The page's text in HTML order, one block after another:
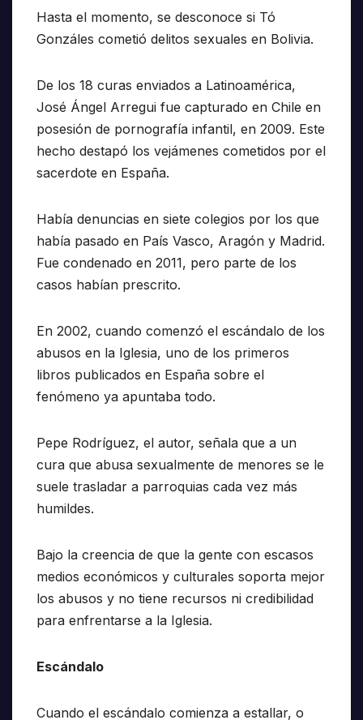
Hasta el momento, se desconoce si Tó
Gonzáles cometió delitos sexuales en Bolivia.
De los 18 curas enviados a Latinoamérica,
José Ángel Arregui fue capturado en Chile en
posesión de pornografía infantil, en 2009. Este
hecho destapó los vejámenes cometidos por el
sacerdote en España.
Había denuncias en siete colegios por los que
había pasado en País Vasco, Aragón y Madrid.
Fue condenado en 2011, pero parte de los
casos habían prescrito.
En 2002, cuando comenzó el escándalo de los
abusos en la Iglesia, uno de los primeros
libros publicados en España sobre el
fenómeno ya apuntaba todo.
Pepe Rodríguez, el autor, señala que a un
cura que abusa sexualmente de menores se le
suele trasladar a parroquias cada vez más
humildes.
Bajo la creencia de que la gente con escasos
medios económicos y culturales soporta mejor
los abusos y no tiene recursos ni credibilidad
para enfrentarse a la Iglesia.
Escándalo
Cuando el escándalo comienza a estallar, o